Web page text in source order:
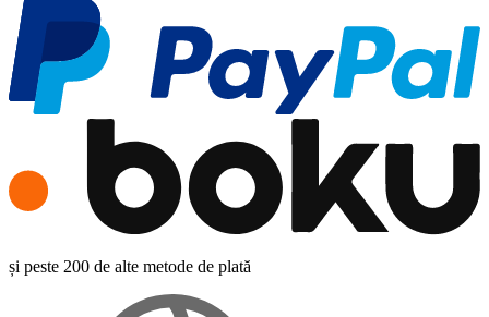
și peste 200 de alte metode de plată